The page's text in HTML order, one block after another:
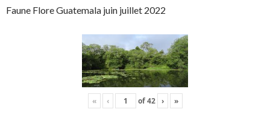
Faune Flore Guatemala juin juillet 2022
« ‹ of42 › »